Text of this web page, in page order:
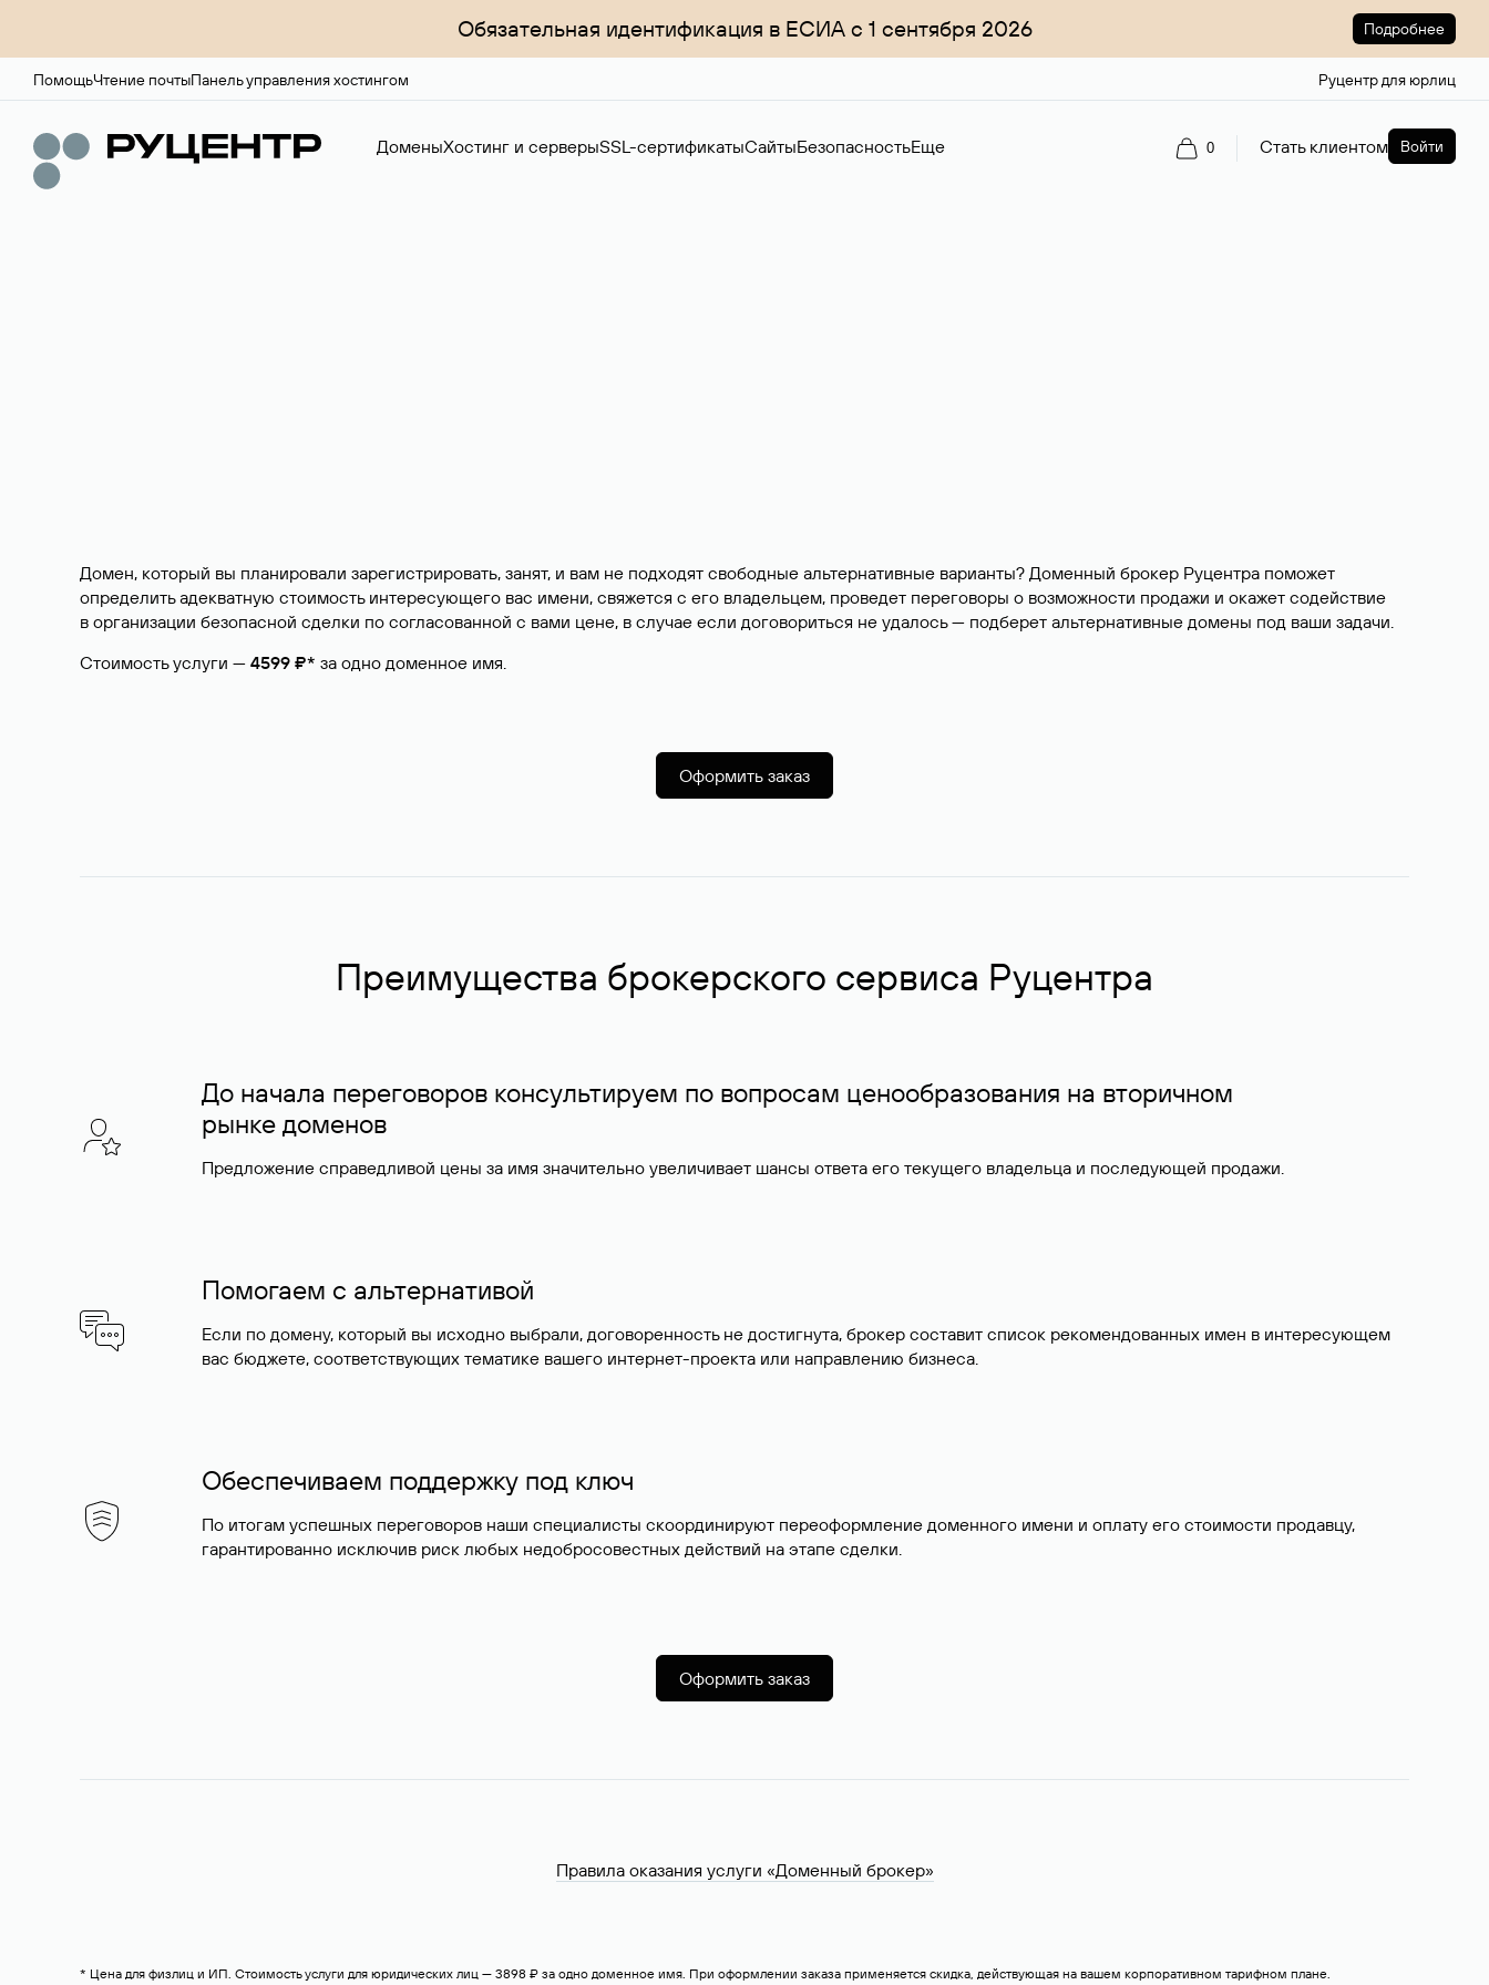
Обязательная идентификация в ЕСИА с 1 сентября 2026 Подробнее
ПомощьЧтение почтыПанель управления хостингом Руцентр для юрлиц
ДоменыХостинг и серверыSSL-сертификатыСайтыБезопасностьЕще 0 Стать клиентом Войти
Домен, который вы планировали зарегистрировать, занят, и вам не подходят свободные альтернативные варианты? Доменный брокер Руцентра поможет
определить адекватную стоимость интересующего вас имени, свяжется с его владельцем, проведет переговоры о возможности продажи и окажет содействие
в организации безопасной сделки по согласованной с вами цене, в случае если договориться не удалось — подберет альтернативные домены под ваши задачи.
Стоимость услуги — 4599 ₽* за одно доменное имя.
Оформить заказ
Преимущества брокерского сервиса Руцентра
До начала переговоров консультируем по вопросам ценообразования на вторичном
рынке доменов
Предложение справедливой цены за имя значительно увеличивает шансы ответа его текущего владельца и последующей продажи.
Помогаем с альтернативой
Если по домену, который вы исходно выбрали, договоренность не достигнута, брокер составит список рекомендованных имен в интересующем
вас бюджете, соответствующих тематике вашего интернет-проекта или направлению бизнеса.
Обеспечиваем поддержку под ключ
По итогам успешных переговоров наши специалисты скоординируют переоформление доменного имени и оплату его стоимости продавцу,
гарантированно исключив риск любых недобросовестных действий на этапе сделки.
Оформить заказ
Правила оказания услуги «Доменный брокер»
* Цена для физлиц и ИП. Стоимость услуги для юридических лиц — 3898 ₽ за одно доменное имя. При оформлении заказа применяется скидка, действующая на вашем корпоративном тарифном плане.